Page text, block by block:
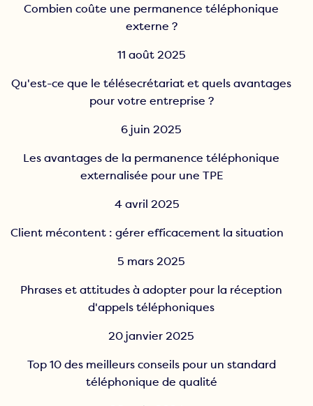
Combien coûte une permanence téléphonique
externe ?
11 août 2025
Qu'est-ce que le télésecrétariat et quels avantages
pour votre entreprise ?
6 juin 2025
Les avantages de la permanence téléphonique
externalisée pour une TPE
4 avril 2025
Client mécontent : gérer efficacement la situation
5 mars 2025
Phrases et attitudes à adopter pour la réception
d'appels téléphoniques
20 janvier 2025
Top 10 des meilleurs conseils pour un standard
téléphonique de qualité